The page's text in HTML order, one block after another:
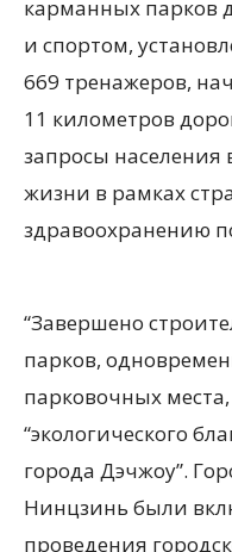
карманных парков
и спортом,
669 тренажеров,
11 километров
запросы населения
жизни в рамках
здравоохранению
“Завершено
парков,
парковочных
“экологического
города Дэчжоу”.
Нинцзинь были
проведения